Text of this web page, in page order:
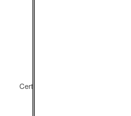
Certains de nos programmes sont